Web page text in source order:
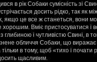
в рік Собаки сумісність зі
досить рідко, так як
якщо це все ж станеться, вони
хорошим. Вміє пристосуватися і
глибиною і чутливістю Свині, в
обличчя Собаки, що виражає
в тому, щоб «тихо і почати
щасливим.